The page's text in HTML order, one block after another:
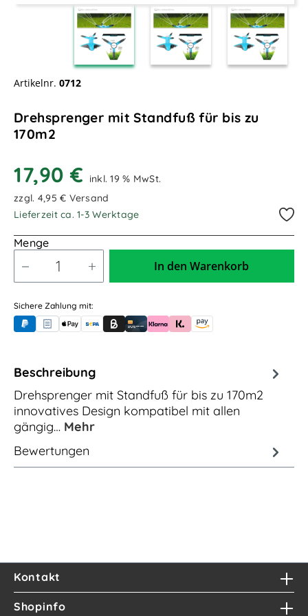
Artikelnr. 0712
Drehsprenger mit Standfuß für bis zu
170m2
17,90 €
inkl. 19 % MwSt.
zzgl. 4,95 € Versand
Lieferzeit ca. 1-3 Werktage
Menge
In den Warenkorb
Sichere Zahlung mit:
PayPalRechnungskauf (für Behörden)
Apple PayBanküberweisung (vorab)
Rechnungskauf (Billie)
Kreditkarte
Rechnung oder Ratenkauf (Klarna)
Sofortüberweisung (Klarna)
Amazon Pay
Beschreibung
Drehsprenger mit Standfuß für bis zu 170m2
innovatives Design kompatibel mit allen
gängig… Mehr
Bewertungen
Kontakt
Shopinfo